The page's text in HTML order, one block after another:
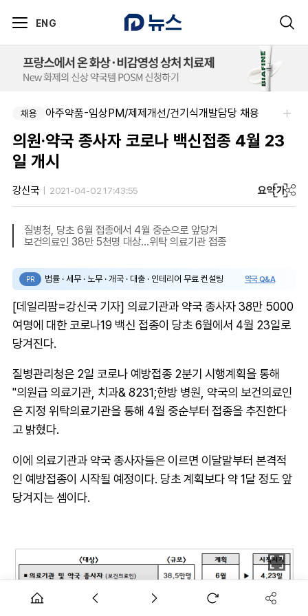
ENG
채용 아주약품-임상PM/제제개선/건기식개발담당 채용
의원·약국 종사자 코로나 백신접종 4월 23
일 개시
강신국 2021-04-02 17:43:55 요약가
질병청, 당초 6월 접종에서 4월 중순으로 앞당겨
보건의료인 38만 5천명 대상...위탁 의료기관 접종
PR 법률 · 세무 · 노무 · 개국 · 대출 · 인테리어 무료 컨설팅 약국 Q&A
[데일리팜=강신국 기자] 의료기관과 약국 종사자 38만 5000
여명에 대한 코로나19 백신 접종이 당초 6월에서 4월 23일로
당겨진다.
질병관리청은 2일 코로나 예방접종 2분기 시행계획을 통해
"의원급 의료기관, 치과& 8231;한방 병원, 약국의 보건의료인
은 지정 위탁의료기관을 통해 4월 중순부터 접종을 추진한다
고 밝혔다.
이에 의료기관과 약국 종사자들은 이르면 이달말부터 본격적
인 예방접종이 시작될 예정이다. 당초 계획보다 약 1달 정도 앞
당겨지는 셈이다.